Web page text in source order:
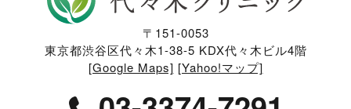
〒151-0053
東京都渋谷区代々木1-38-5 KDX代々木ビル4階
[Google Maps] [Yahoo!マップ]